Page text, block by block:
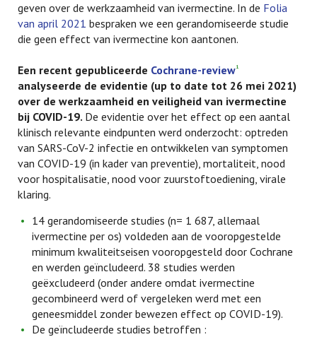
geven over de werkzaamheid van ivermectine. In de Folia
van april 2021 bespraken we een gerandomiseerde studie
die geen effect van ivermectine kon aantonen.
Een recent gepubliceerde Cochrane-review1
analyseerde de evidentie (up to date tot 26 mei 2021)
over de werkzaamheid en veiligheid van ivermectine
bij COVID-19. De evidentie over het effect op een aantal
klinisch relevante eindpunten werd onderzocht: optreden
van SARS-CoV-2 infectie en ontwikkelen van symptomen
van COVID-19 (in kader van preventie), mortaliteit, nood
voor hospitalisatie, nood voor zuurstoftoediening, virale
klaring.
14 gerandomiseerde studies (n= 1 687, allemaal
ivermectine per os) voldeden aan de vooropgestelde
minimum kwaliteitseisen vooropgesteld door Cochrane
en werden geïncludeerd. 38 studies werden
geëxcludeerd (onder andere omdat ivermectine
gecombineerd werd of vergeleken werd met een
geneesmiddel zonder bewezen effect op COVID-19).
De geïncludeerde studies betroffen :